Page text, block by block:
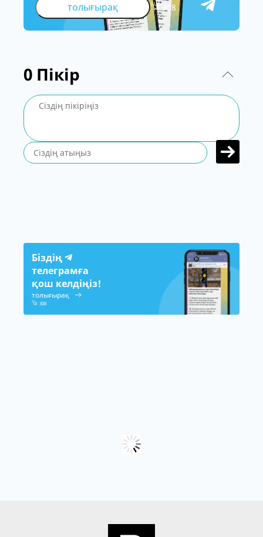
толығырақ 308
0 Пікір
Біздің
телеграмға
қош келдіңіз!
толығырақ
308